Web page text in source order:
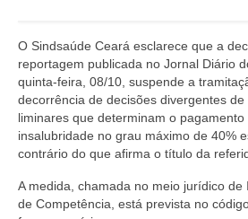
O Sindsaúde Ceará esclarece que a
reportagem publicada no Jornal Diário
quinta-feira, 08/10, suspende a
decorrência de decisões divergentes
liminares que determinam o pagamento
insalubridade no grau máximo de 40%
contrário do que afirma o título da
A medida, chamada no meio jurídico de
de Competência, está prevista no